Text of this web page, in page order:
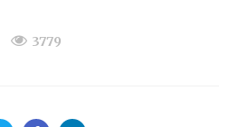
3779